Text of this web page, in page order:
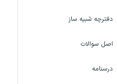
دفترچه شبیه ساز
اصل سوالات
درسنامه